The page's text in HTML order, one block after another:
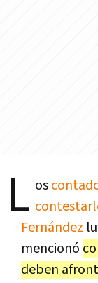
L os
Fernández
mencionó
deben